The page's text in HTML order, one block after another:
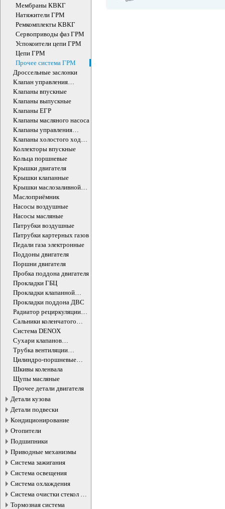
Мембраны КВКГ
Натяжители ГРМ
Ремкомплекты КВКГ
Сервоприводы фаз ГРМ
Успокоители цепи ГРМ
Цепи ГРМ
Прочее система ГРМ
Дроссельные заслонки
Клапан управления
впускного коллектора
Клапаны впускные
Клапаны выпускные
Клапаны ЕГР
Клапаны масляного насоса
Клапаны управления
впускного коллектора
Клапаны холостого хода
ДВС
Коллекторы впускные
Кольца поршневые
Крышки двигателя
Крышки клапанные
Крышки маслозаливной
горловины
Маслоприёмник
Насосы воздушные
Насосы масляные
Патрубки воздушные
Патрубки картерных газов
Педали газа электронные
Поддоны двигателя
Поршни двигателя
Пробка поддона двигателя
Прокладки ГБЦ
Прокладки клапанной
крышки
Прокладки поддона ДВС
Радиатор рециркуляции
ОГ
Сальники коленчатого
вала двигателя
Система DENOX
Сухари клапанов
впускных/выпускных
Трубка вентиляции
картера
Цилиндро-поршневые
группы ДВС
Шкивы коленвала
Щупы масляные
Прочее детали двигателя
Детали кузова
Детали подвески
Кондиционирование
Отопители
Подшипники
Приводные механизмы
Система зажигания
Система освещения
Система охлаждения
Система очистки стекол и
фар
Тормозная система